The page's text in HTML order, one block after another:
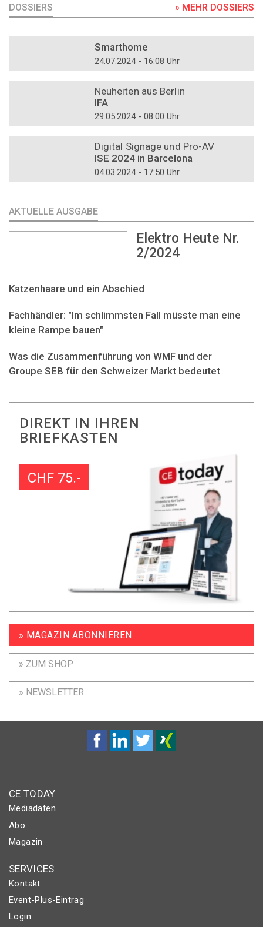
DOSSIERS » MEHR DOSSIERS
Smarthome
24.07.2024 - 16:08 Uhr
Neuheiten aus Berlin
IFA
29.05.2024 - 08:00 Uhr
Digital Signage und Pro-AV
ISE 2024 in Barcelona
04.03.2024 - 17:50 Uhr
AKTUELLE AUSGABE
Elektro Heute Nr.
2/2024
Katzenhaare und ein Abschied
Fachhändler: "Im schlimmsten Fall müsste man eine
kleine Rampe bauen"
Was die Zusammenführung von WMF und der
Groupe SEB für den Schweizer Markt bedeutet
DIREKT IN IHREN
BRIEFKASTEN
CHF 75.-
» MAGAZIN ABONNIEREN
» ZUM SHOP
» NEWSLETTER
CE TODAY
Mediadaten
Abo
Magazin
SERVICES
Kontakt
Event-Plus-Eintrag
Login